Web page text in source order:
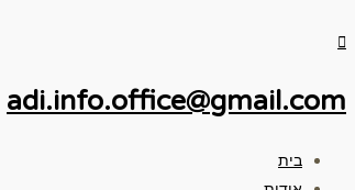
adi.info.office@gmail.com
בית